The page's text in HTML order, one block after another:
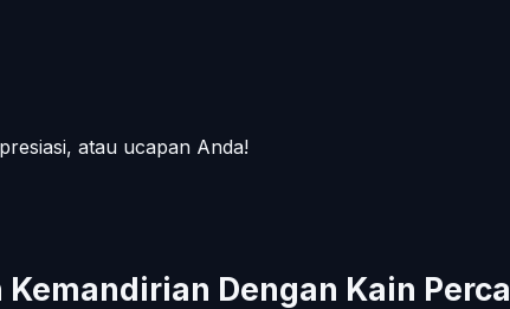
atau ucapan Anda!
Dengan Kain Perca